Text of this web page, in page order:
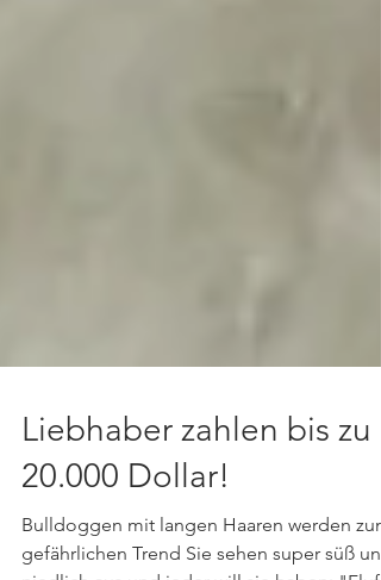
Liebhaber zahlen bis zu
20.000 Dollar!
Bulldoggen mit langen Haaren werden zum